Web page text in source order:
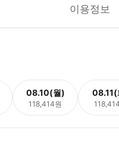
이용정보
08.10(월)
118,414원
08.11(